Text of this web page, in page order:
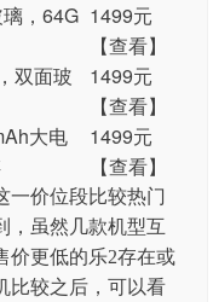
，64G 1499元
【查看】
双面玻
1499元
【查看】
大电
1499元
【查看】
一价位段比较热门
，虽然几款机型互
价更低的乐2存在或
比较之后，可以看